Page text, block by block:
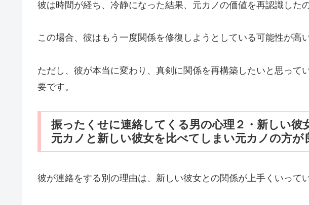
彼は時間が経ち、冷静になった結果、元カノの価値を再認識した
この場合、彼はもう一度関係を修復しようとしている可能性が高い
ただし、彼が本当に変わり、真剣に関係を再構築したいと思って
要です。
振ったくせに連絡してくる男の心理２・新しい彼
元カノと新しい彼女を比べてしまい元カノの方が
彼が連絡をする別の理由は、新しい彼女との関係が上手くいって